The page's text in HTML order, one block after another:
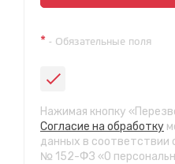
ул. Пригородная 1/1 (при
СТО "Байкальская"
ул.Байкальская, 58г
с 7.00 до 23.30, без
* - Обязательные поля
Нажимая кнопку
Согласие на обработку
данных в соответствии
№ 152-ФЗ «О